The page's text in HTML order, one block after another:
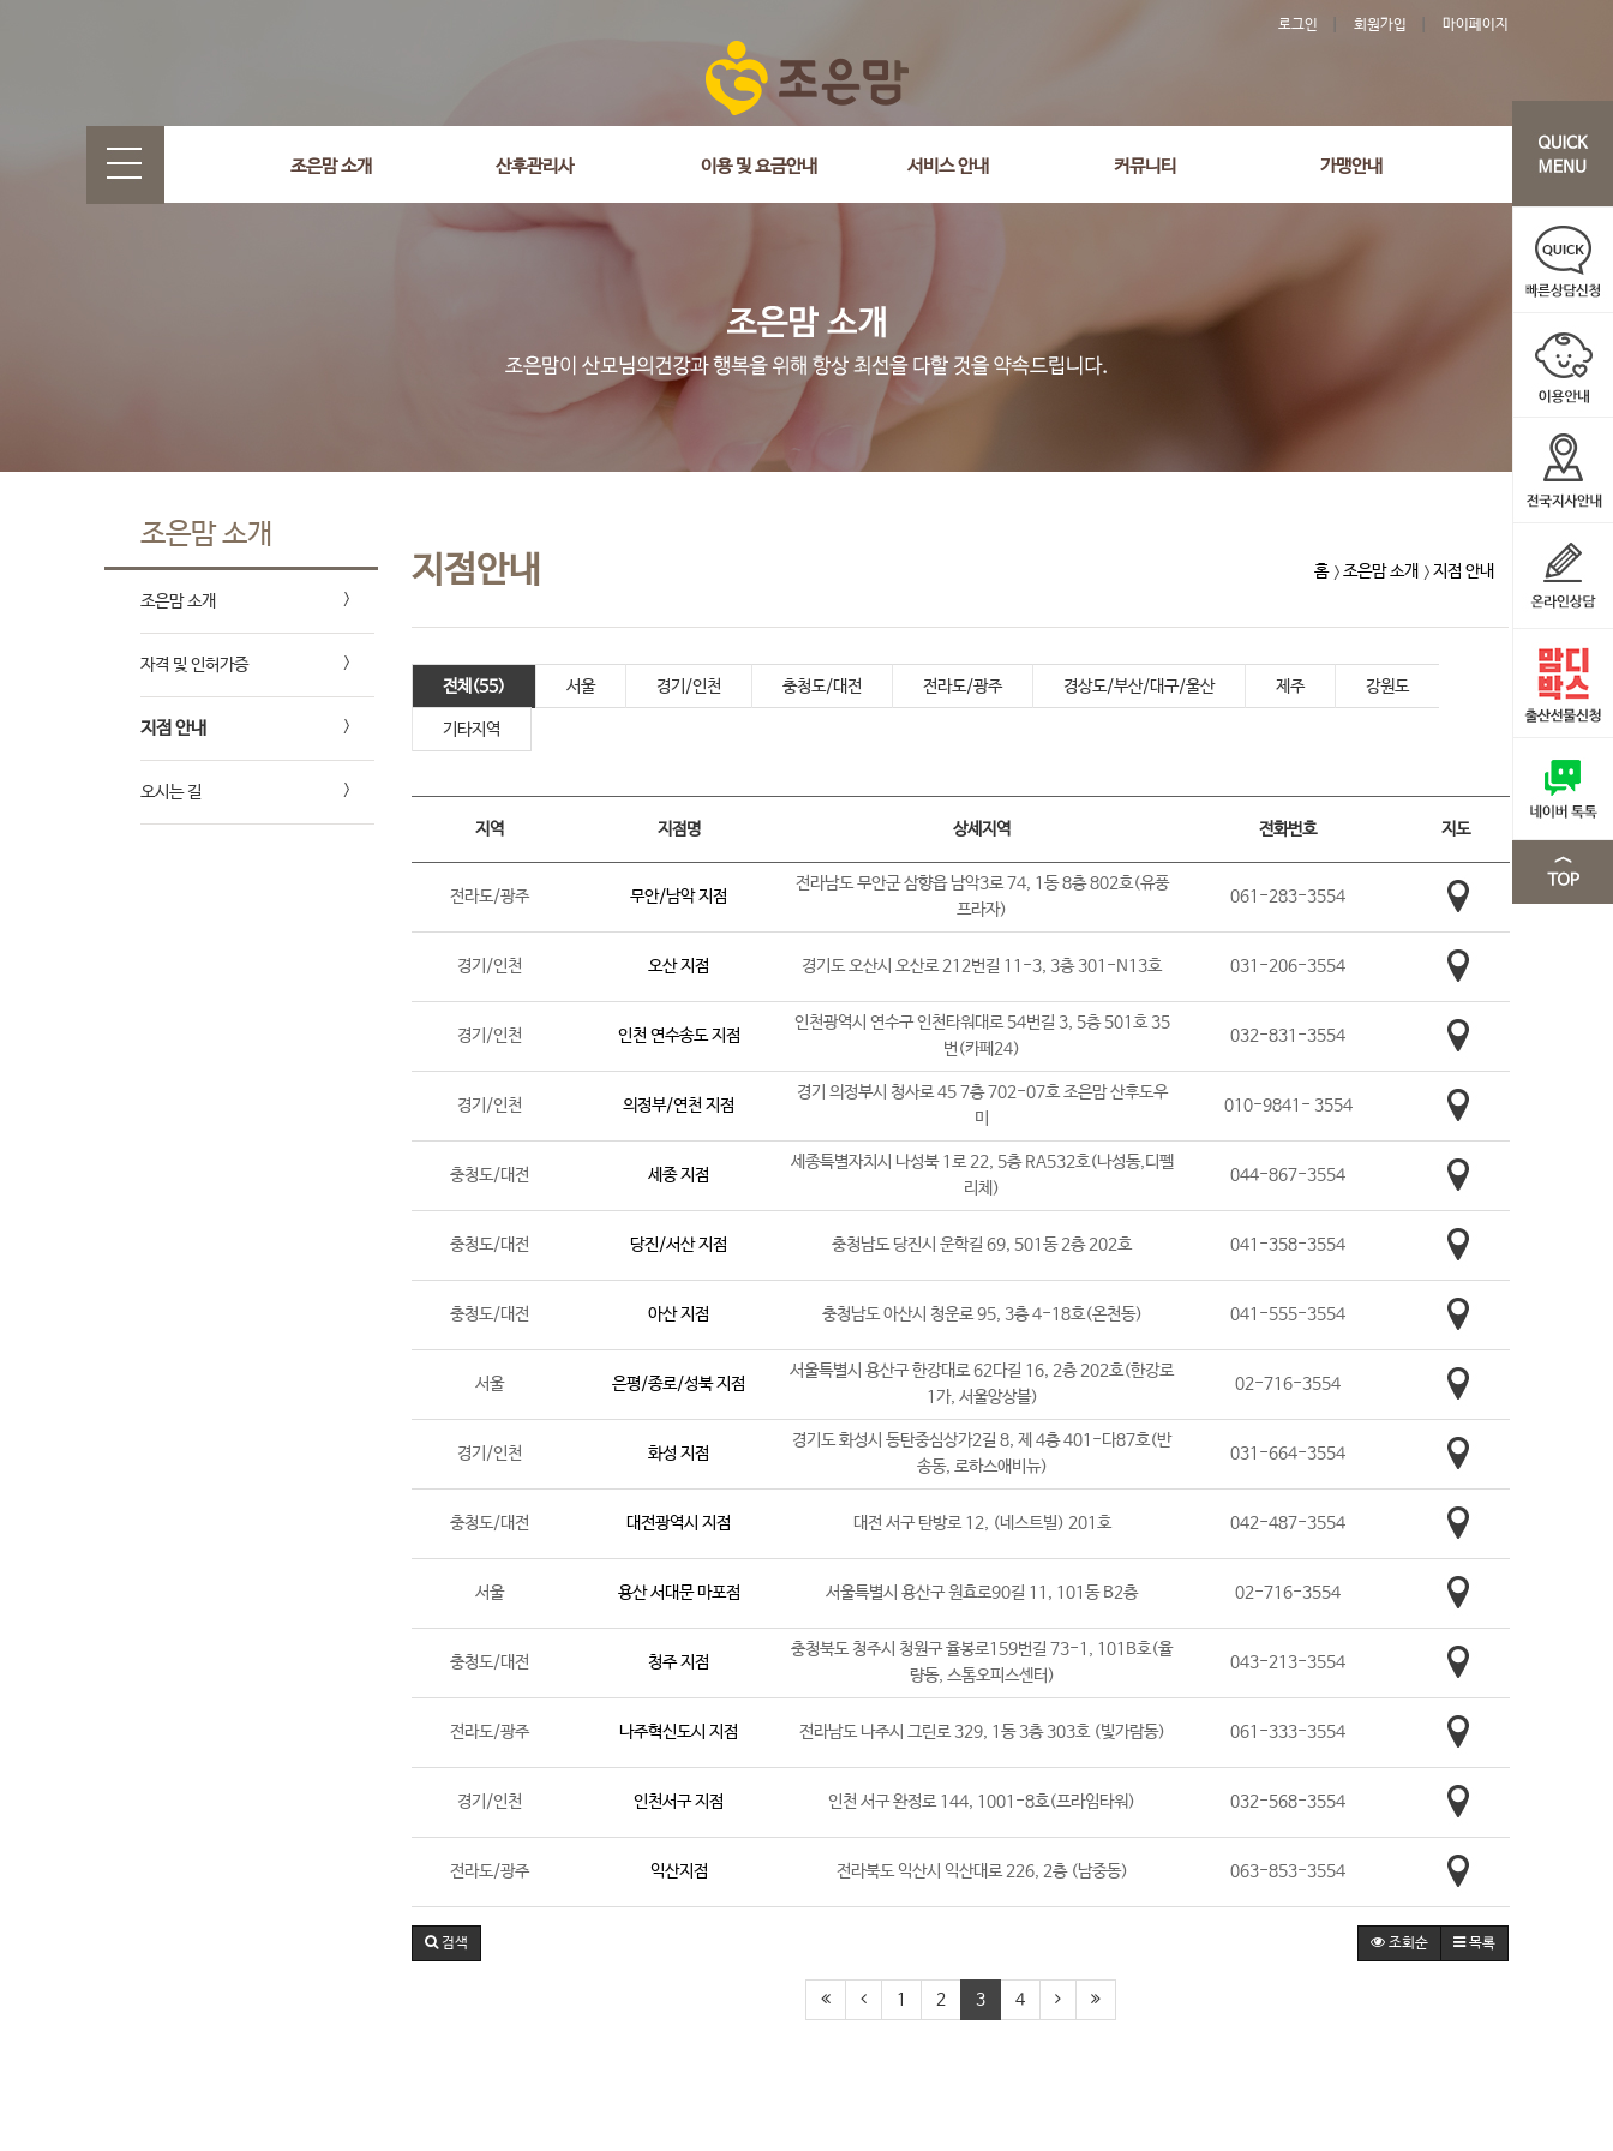
로그인 회원가입 마이페이지
조은맘 소개 산후관리사 이용 및 요금안내 서비스 안내 커뮤니티 가맹안내
조은맘 소개
조은맘 소개
자격 및 인허가증
지점 안내
오시는 길
지점안내 홈 조은맘 소개 지점 안내
전체(55) 서울 경기/인천 충청도/대전 전라도/광주 경상도/부산/대구/울산 제주 강원도
기타지역
지역 지점명 상세지역 전화번호 지도
전라도/광주 무안/남악 지점
전라남도 무안군 삼향읍 남악3로 74, 1동 8층 802호(유풍
프라자)
061-283-3554
경기/인천 오산 지점 경기도 오산시 오산로 212번길 11-3, 3층 301-N13호 031-206-3554
경기/인천 인천 연수송도 지점
인천광역시 연수구 인천타워대로 54번길 3, 5층 501호 35
번(카페24)
032-831-3554
경기/인천 의정부/연천 지점
경기 의정부시 청사로 45 7층 702-07호 조은맘 산후도우
미
010-9841- 3554
충청도/대전 세종 지점
세종특별자치시 나성북 1로 22, 5층 RA532호(나성동,디펠
리체)
044-867-3554
충청도/대전 당진/서산 지점 충청남도 당진시 운학길 69, 501동 2층 202호 041-358-3554
충청도/대전 아산 지점 충청남도 아산시 청운로 95, 3층 4-18호(온천동) 041-555-3554
서울 은평/종로/성북 지점
서울특별시 용산구 한강대로 62다길 16, 2층 202호(한강로
1가, 서울앙상블)
02-716-3554
경기/인천 화성 지점
경기도 화성시 동탄중심상가2길 8, 제 4층 401-다87호(반
송동, 로하스애비뉴)
031-664-3554
충청도/대전 대전광역시 지점 대전 서구 탄방로 12, (네스트빌) 201호 042-487-3554
서울 용산 서대문 마포점 서울특별시 용산구 원효로90길 11, 101동 B2층 02-716-3554
충청도/대전 청주 지점
충청북도 청주시 청원구 율봉로159번길 73-1, 101B호(율
량동, 스톰오피스센터)
043-213-3554
전라도/광주 나주혁신도시 지점 전라남도 나주시 그린로 329, 1동 3층 303호 (빛가람동) 061-333-3554
경기/인천 인천서구 지점 인천 서구 완정로 144, 1001-8호(프라임타워) 032-568-3554
전라도/광주 익산지점 전라북도 익산시 익산대로 226, 2층 (남중동) 063-853-3554
조회순 목록
검색
1 2 3 4